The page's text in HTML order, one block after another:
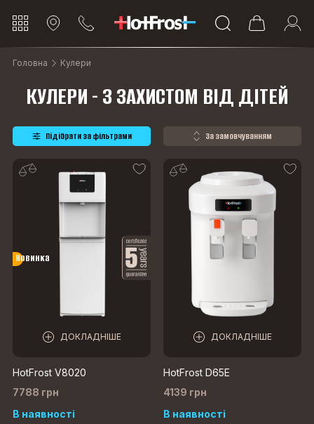
Головна Кулери
КУЛЕРИ - З ЗАХИСТОМ ВІД ДІТЕЙ
Підібрати за фільтрами За замовчуванням
Новинка
ДОКЛАДНІШЕ ДОКЛАДНІШЕ
HotFrost V8020
HotFrost D65E
7788 грн
4139 грн
В наявності
В наявності